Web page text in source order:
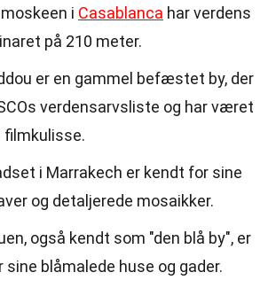
i Casablanca har verdens
på 210 meter.
er en gammel befæstet by, der
verdensarvsliste og har været
filmkulisse.
i Marrakech er kendt for sine
og detaljerede mosaikker.
også kendt som "den blå by", er
sine blåmalede huse og gader.